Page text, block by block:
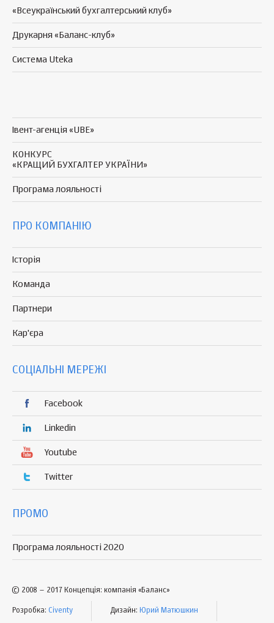
«Всеукраїнський бухгалтерський клуб»
Друкарня «Баланс-клуб»
Система Uteka
Івент-агенція «UBE»
КОНКУРС
«КРАЩИЙ БУХГАЛТЕР УКРАЇНИ»
Програма лояльності
ПРО КОМПАНІЮ
Історія
Команда
Партнери
Кар'єра
СОЦІАЛЬНІ МЕРЕЖІ
Facebook
Linkedin
Youtube
Twitter
ПРОМО
Програма лояльності 2020
© 2008 – 2017 Концепція: компанія «Баланс»
Розробка: Civenty Дизайн: Юрий Матюшкин